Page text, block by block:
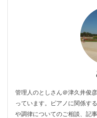
管理人のとしさん＠津久井俊
っています。ピアノに関係す
や調律についてのご相談、記